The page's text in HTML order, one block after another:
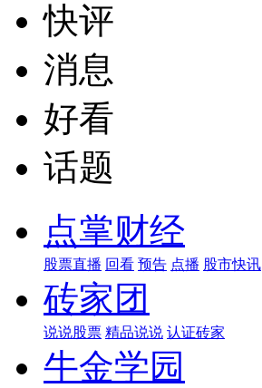
快评
消息
好看
话题
点掌财经
股票直播 回看 预告 点播 股市快讯
砖家团
说说股票 精品说说 认证砖家
牛金学园